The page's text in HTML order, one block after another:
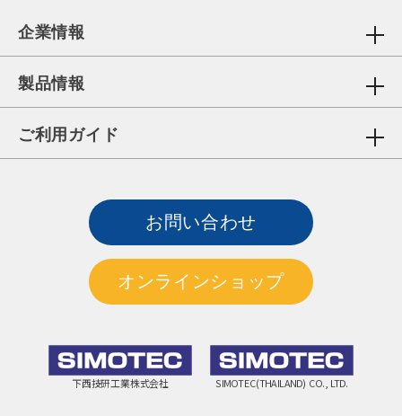
企業情報
製品情報
ご利用ガイド
お問い合わせ
オンラインショップ
下西技研工業株式会社 SIMOTEC(THAILAND) CO., LTD.